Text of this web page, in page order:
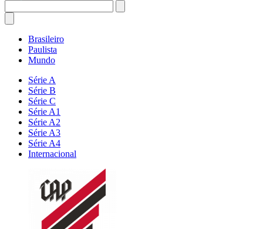
Brasileiro
Paulista
Mundo
Série A
Série B
Série C
Série A1
Série A2
Série A3
Série A4
Internacional